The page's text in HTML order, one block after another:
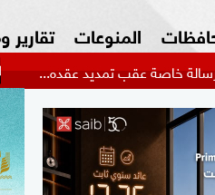
المنوعات
السياحة في مصر
التكنولوجيا
تمديد عقده...